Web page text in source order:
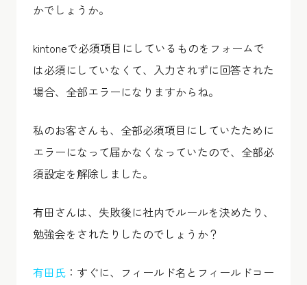
かでしょうか。
kintoneで必須項目にしているものをフォームで
は必須にしていなくて、入力されずに回答された
場合、全部エラーになりますからね。
私のお客さんも、全部必須項目にしていたために
エラーになって届かなくなっていたので、全部必
須設定を解除しました。
有田さんは、失敗後に社内でルールを決めたり、
勉強会をされたりしたのでしょうか？
有田氏 ：すぐに、フィールド名とフィールドコー